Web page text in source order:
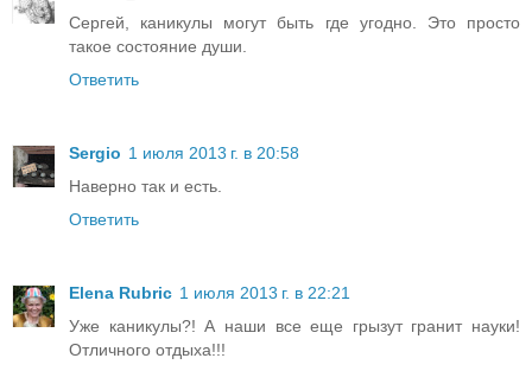
Сергей, каникулы могут быть где угодно. Это просто
такое состояние души.
Ответить
Sergio 1 июля 2013 г. в 20:58
Наверно так и есть.
Ответить
Elena Rubric 1 июля 2013 г. в 22:21
Уже каникулы?! А наши все еще грызут гранит науки!
Отличного отдыха!!!